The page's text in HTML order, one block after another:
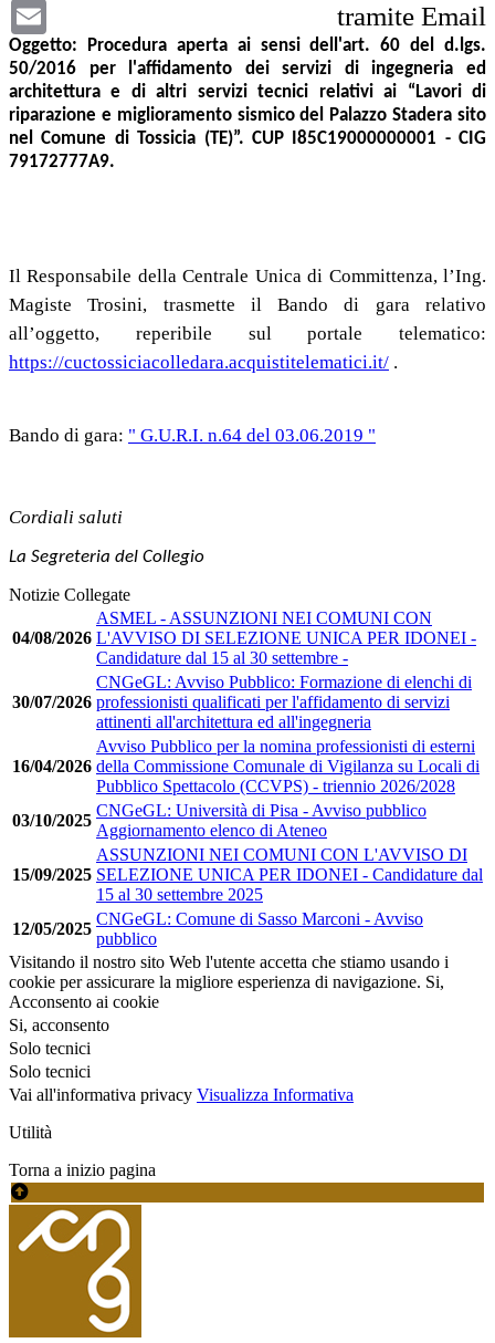
tramite Email
Oggetto: Procedura aperta ai sensi dell'art. 60 del d.lgs.
50/2016 per l'affidamento dei servizi di ingegneria ed
architettura e di altri servizi tecnici relativi ai “Lavori di
riparazione e miglioramento sismico del Palazzo Stadera sito
nel Comune di Tossicia (TE)”. CUP I85C19000000001 - CIG
79172777A9.
Il Responsabile della Centrale Unica di Committenza, l’Ing.
Magiste Trosini, trasmette il Bando di gara relativo
all’oggetto, reperibile sul portale telematico:
https://cuctossiciacolledara.acquistitelematici.it/ .
Bando di gara: " G.U.R.I. n.64 del 03.06.2019 "
Cordiali saluti
La Segreteria del Collegio
Notizie Collegate
04/08/2026
ASMEL - ASSUNZIONI NEI COMUNI CON
L'AVVISO DI SELEZIONE UNICA PER IDONEI -
Candidature dal 15 al 30 settembre -
30/07/2026
CNGeGL: Avviso Pubblico: Formazione di elenchi di
professionisti qualificati per l'affidamento di servizi
attinenti all'architettura ed all'ingegneria
16/04/2026
Avviso Pubblico per la nomina professionisti di esterni
della Commissione Comunale di Vigilanza su Locali di
Pubblico Spettacolo (CCVPS) - triennio 2026/2028
03/10/2025
CNGeGL: Università di Pisa - Avviso pubblico
Aggiornamento elenco di Ateneo
15/09/2025
ASSUNZIONI NEI COMUNI CON L'AVVISO DI
SELEZIONE UNICA PER IDONEI - Candidature dal
15 al 30 settembre 2025
12/05/2025
CNGeGL: Comune di Sasso Marconi - Avviso
pubblico
Visitando il nostro sito Web l'utente accetta che stiamo usando i
cookie per assicurare la migliore esperienza di navigazione. Si,
Acconsento ai cookie
Si, acconsento
Solo tecnici
Solo tecnici
Vai all'informativa privacy Visualizza Informativa
Utilità
Torna a inizio pagina